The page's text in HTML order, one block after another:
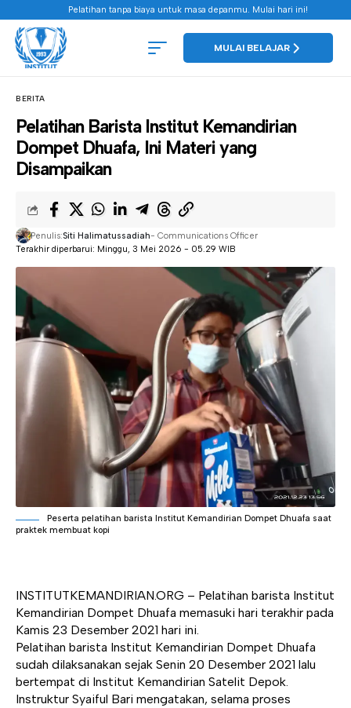
Pelatihan tanpa biaya untuk masa depanmu. Mulai hari ini!
MULAI BELAJAR
BERITA
Pelatihan Barista Institut Kemandirian
Dompet Dhuafa, Ini Materi yang
Disampaikan
Terakhir diperbarui: Minggu, 3 Mei 2026 - 05.29 WIB
Penulis:Siti Halimatussadiah- Communications Officer
Peserta pelatihan barista Institut Kemandirian Dompet Dhuafa saat
praktek membuat kopi
INSTITUTKEMANDIRIAN.ORG – Pelatihan barista Institut
Kemandirian Dompet Dhuafa memasuki hari terakhir pada
Kamis 23 Desember 2021 hari ini.
Pelatihan barista Institut Kemandirian Dompet Dhuafa
sudah dilaksanakan sejak Senin 20 Desember 2021 lalu
bertempat di Institut Kemandirian Satelit Depok.
Instruktur Syaiful Bari mengatakan, selama proses